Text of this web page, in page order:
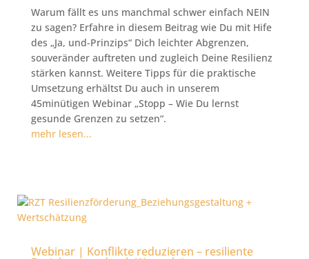
Warum fällt es uns manchmal schwer einfach NEIN
zu sagen? Erfahre in diesem Beitrag wie Du mit Hife
des „Ja, und-Prinzips“ Dich leichter Abgrenzen,
souveränder auftreten und zugleich Deine Resilienz
stärken kannst. Weitere Tipps für die praktische
Umsetzung erhältst Du auch in unserem
45minütigen Webinar „Stopp – Wie Du lernst
gesunde Grenzen zu setzen“.
mehr lesen...
Webinar | Konflikte reduzieren – resiliente